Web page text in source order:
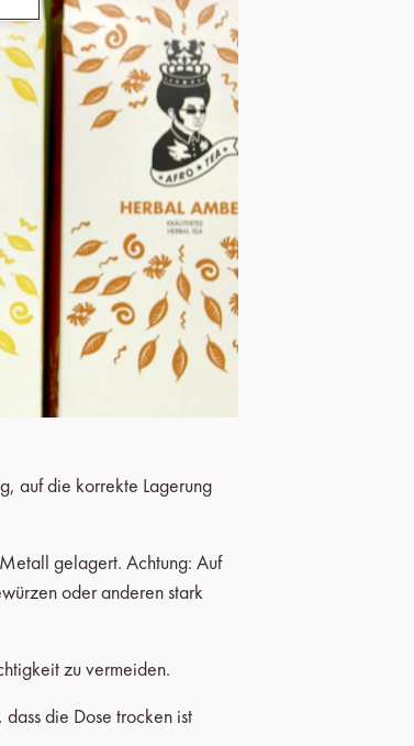
auf die korrekte Lagerung
gelagert. Achtung: Auf
oder anderen stark
zu vermeiden.
die Dose trocken ist